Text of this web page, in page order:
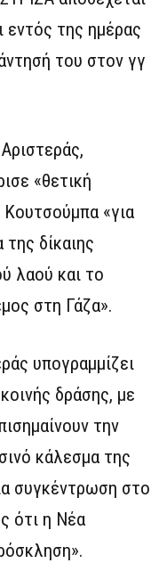
της ημέρας
του στον γγ
«θετική
«για
δίκαιης
λαού και το
στη Γάζα».
υπογραμμίζει
δράσης, με
την
κάλεσμα της
συγκέντρωση στο
ότι η Νέα